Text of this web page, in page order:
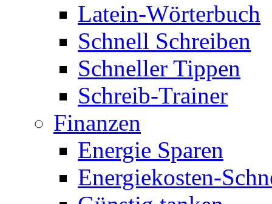
Latein-Wörterbuch
Schnell Schreiben
Schneller Tippen
Schreib-Trainer
Finanzen
Energie Sparen
Energiekosten-